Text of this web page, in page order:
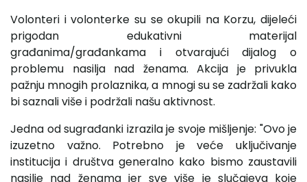
Volonteri i volonterke su se okupili na Korzu, dijeleći
prigodan edukativni materijal
građanima/građankama i otvarajući dijalog o
problemu nasilja nad ženama. Akcija je privukla
pažnju mnogih prolaznika, a mnogi su se zadržali kako
bi saznali više i podržali našu aktivnost.
Jedna od sugrađanki izrazila je svoje mišljenje: "Ovo je
izuzetno važno. Potrebno je veće uključivanje
institucija i društva generalno kako bismo zaustavili
nasilje nad ženama jer sve više je slučajeva koje